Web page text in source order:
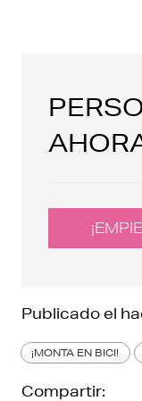
Publicado el
¡MONTA EN BICI!
Compartir: